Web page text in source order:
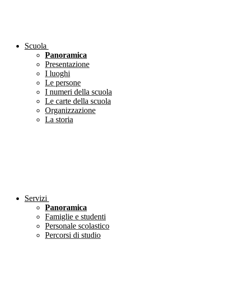
Scuola
Panoramica
Presentazione
I luoghi
Le persone
I numeri della scuola
Le carte della scuola
Organizzazione
La storia
Servizi
Panoramica
Famiglie e studenti
Personale scolastico
Percorsi di studio